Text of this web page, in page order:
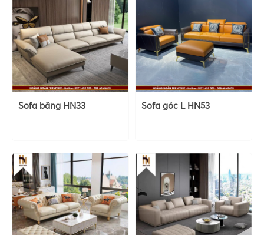
Sofa băng HN33 Sofa góc L HN53